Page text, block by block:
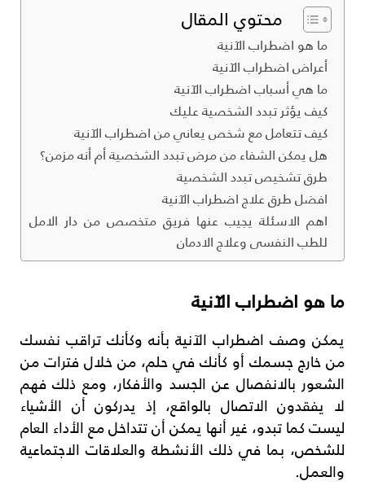
محتوي المقال
ما هو اضطراب الآنية
أعراض اضطراب الآنية
ما هي أسباب اضطراب الآنية
كيف يؤثر تبدد الشخصية عليك
كيف تتعامل مع شخص يعاني من اضطراب الآنية
هل يمكن الشفاء من مرض تبدد الشخصية أم أنه مزمن؟
طرق تشخيص تبدد الشخصية
افضل طرق علاج اضطراب الآنية
اهم الاسئلة يجيب عنها فريق متخصص من دار الامل
للطب النفسى وعلاج الادمان
ما هو اضطراب الآنية
يمكن وصف اضطراب الآنية بأنه وكأنك تراقب نفسك
من خارج جسمك أو كأنك في حلم، من خلال فترات من
الشعور بالانفصال عن الجسد والأفكار، ومع ذلك فهم
لا يفقدون الاتصال بالواقع، إذ يدركون أن الأشياء
ليست كما تبدو، غير أنها يمكن أن تتداخل مع الأداء العام
للشخص، بما في ذلك الأنشطة والعلاقات الاجتماعية
والعمل.